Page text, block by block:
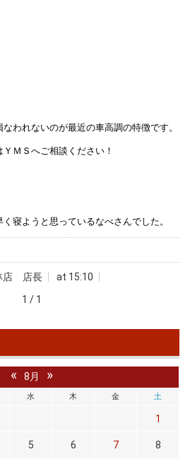
われないのが最近の車高調の特徴です。
ＭＳへご相談ください！
寝ようと思っているなべさんでした。
店 店長
at 15:10
1 / 1
« 8月 »
水 木 金 土
1
5 6 7 8